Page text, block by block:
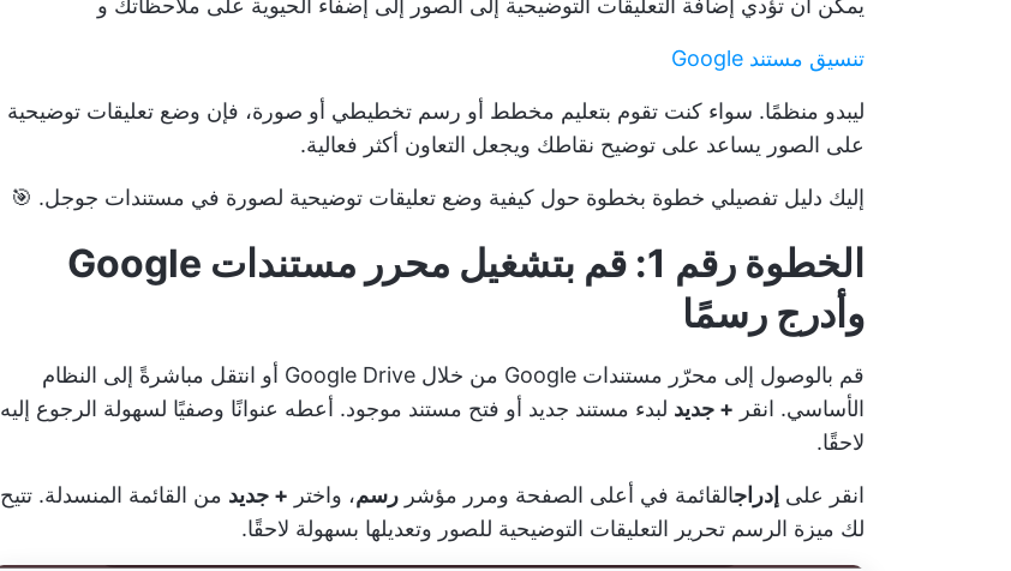
يمكن أن تؤدي إضافة التعليقات التوضيحية إلى الصور إلى إضفاء الحيوية على ملاحظاتك و
تنسيق مستند Google
ليبدو منظمًا. سواء كنت تقوم بتعليم مخطط أو رسم تخطيطي أو صورة، فإن وضع تعليقات توضيحية
على الصور يساعد على توضيح نقاطك ويجعل التعاون أكثر فعالية.
إليك دليل تفصيلي خطوة بخطوة حول كيفية وضع تعليقات توضيحية لصورة في مستندات جوجل. 🎯
الخطوة رقم 1: قم بتشغيل محرر مستندات Google
وأدرج رسمًا
قم بالوصول إلى محرّر مستندات Google من خلال Google Drive أو انتقل مباشرةً إلى النظام
الأساسي. انقر + جديد لبدء مستند جديد أو فتح مستند موجود. أعطه عنوانًا وصفيًا لسهولة الرجوع إليه
لاحقًا.
انقر على إدراجالقائمة في أعلى الصفحة ومرر مؤشر رسم، واختر + جديد من القائمة المنسدلة. تتيح
لك ميزة الرسم تحرير التعليقات التوضيحية للصور وتعديلها بسهولة لاحقًا.